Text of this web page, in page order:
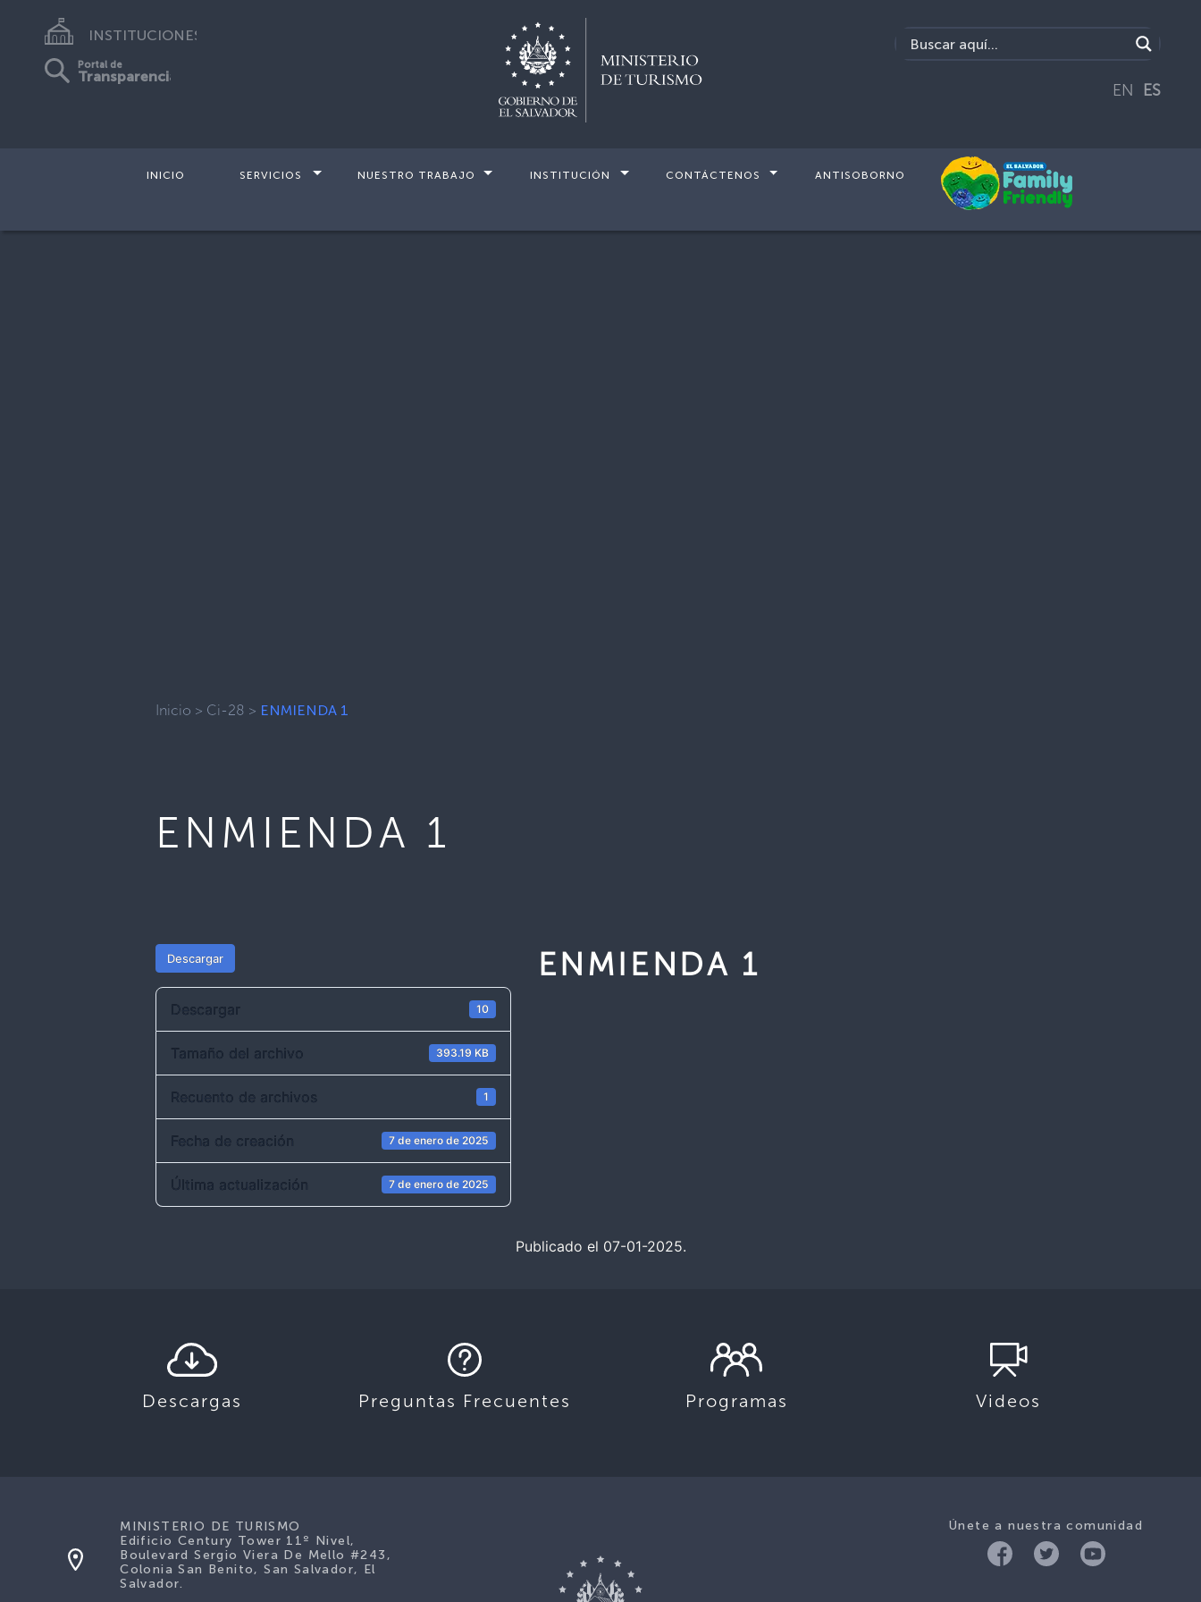
INSTITUCIONES
Portal de
Transparencia
EN ES
INICIO SERVICIOS NUESTRO TRABAJO INSTITUCIÓN CONTÁCTENOS ANTISOBORNO
Inicio > Ci-28 > ENMIENDA 1
ENMIENDA 1
Descargar
Descargar 10
Tamaño del archivo 393.19 KB
Recuento de archivos 1
Fecha de creación 7 de enero de 2025
Última actualización 7 de enero de 2025
ENMIENDA 1
Publicado el 07-01-2025.
Descargas Preguntas Frecuentes Programas Videos
Únete a nuestra comunidad
MINISTERIO DE TURISMO
Edificio Century Tower 11º Nivel,
Boulevard Sergio Viera De Mello #243,
Colonia San Benito, San Salvador, El
Salvador.